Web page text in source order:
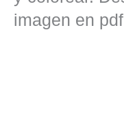
imagen en